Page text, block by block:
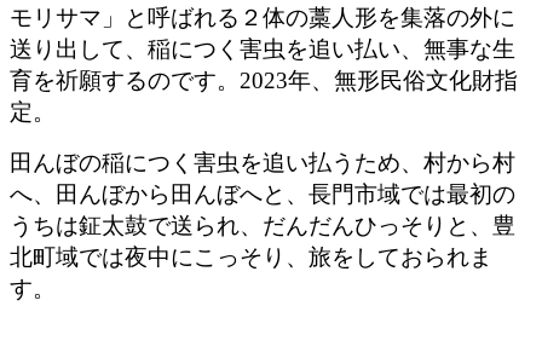
モリサマ」と呼ばれる２体の藁人形を集落の外に
送り出して、稲につく害虫を追い払い、無事な生
育を祈願するのです。2023年、無形民俗文化財指
定。
田んぼの稲につく害虫を追い払うため、村から村
へ、田んぼから田んぼへと、長門市域では最初の
うちは鉦太鼓で送られ、だんだんひっそりと、豊
北町域では夜中にこっそり、旅をしておられま
す。